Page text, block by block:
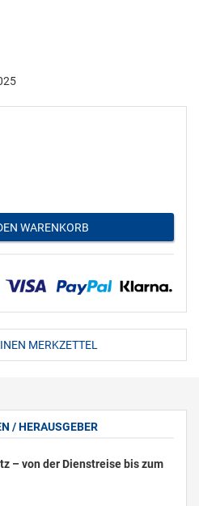
WARENKORB
MERKZETTEL
/ HERAUSGEBER
– von der Dienstreise bis zum